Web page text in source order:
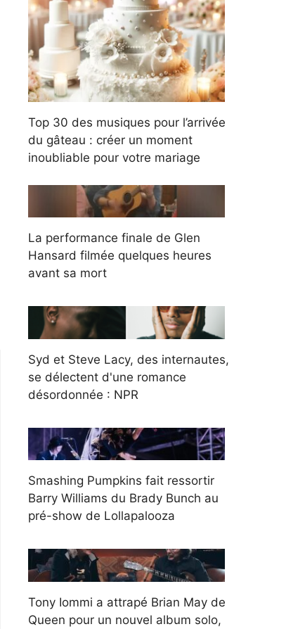
Top 30 des musiques pour l’arrivée
du gâteau : créer un moment
inoubliable pour votre mariage
La performance finale de Glen
Hansard filmée quelques heures
avant sa mort
Syd et Steve Lacy, des internautes,
se délectent d'une romance
désordonnée : NPR
Smashing Pumpkins fait ressortir
Barry Williams du Brady Bunch au
pré-show de Lollapalooza
Tony Iommi a attrapé Brian May de
Queen pour un nouvel album solo,